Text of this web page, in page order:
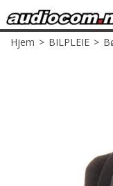
Hjem>BILPLEIE>